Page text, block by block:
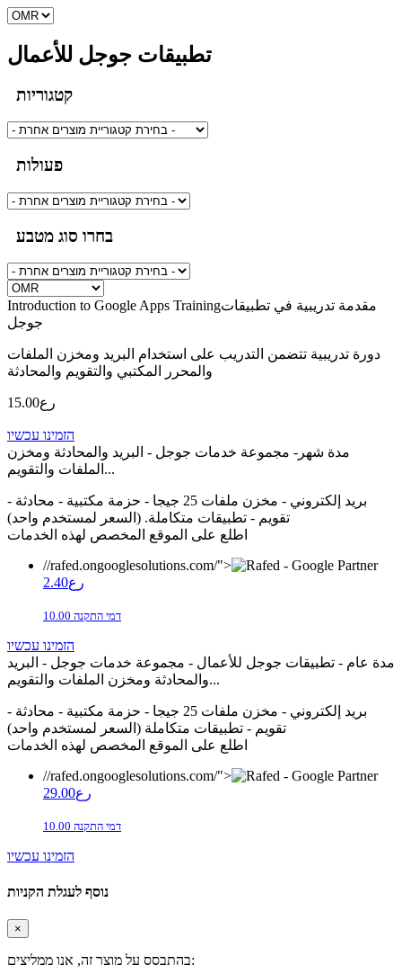
تطبيقات جوجل للأعمال
קטגוריות
פעולות
בחרו סוג מטבע
Introduction to Google Apps Trainingمقدمة تدريبية في تطبيقات
جوجل
دورة تدريبية تتضمن التدريب على استخدام البريد ومخزن الملفات
والمحرر المكتبي والتقويم والمحادثة
15.00رع
הזמינו עכשיו
مدة شهر- مجموعة خدمات جوجل - البريد والمحادثة ومخزن
الملفات والتقويم...
بريد إلكتروني - مخزن ملفات 25 جيجا - حزمة مكتبية - محادثة -
تقويم - تطبيقات متكاملة. (السعر لمستخدم واحد)
اطلع على الموقع المخصص لهذه الخدمات
//rafed.ongooglesolutions.com/">
2.40رع
10.00 דמי התקנה
הזמינו עכשיו
مدة عام - تطبيقات جوجل للأعمال - مجموعة خدمات جوجل - البريد
والمحادثة ومخزن الملفات والتقويم...
بريد إلكتروني - مخزن ملفات 25 جيجا - حزمة مكتبية - محادثة -
تقويم - تطبيقات متكاملة (السعر لمستخدم واحد)
اطلع على الموقع المخصص لهذه الخدمات
//rafed.ongooglesolutions.com/">
29.00رع
10.00 דמי התקנה
הזמינו עכשיו
נוסף לעגלת הקניות
×
בהתבסס על מוצר זה, אנו ממליצים: